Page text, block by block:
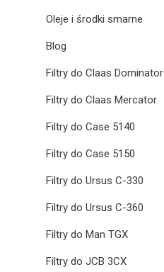
Oleje i środki smarne
Blog
Filtry do Claas Dominator
Filtry do Claas Mercator
Filtry do Case 5140
Filtry do Case 5150
Filtry do Ursus C-330
Filtry do Ursus C-360
Filtry do Man TGX
Filtry do JCB 3CX